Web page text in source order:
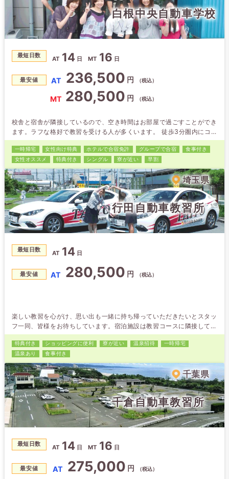
白根中央自動車学校
最短日数 AT 14 日 MT 16 日
最安値 AT 236,500 円 （税込）
MT 280,500 円 （税込）
校舎と宿舎が隣接しているので、空き時間はお部屋で過ごすことができ
ます。ラフな格好で教習を受ける人が多くいます。 徒歩3分圏内にコン
ビニや大型ショッピングセンターがあるので生活にも不自由しません。
一時帰宅 女性向け特典 ホテルで合宿免許 グループで合宿
食事付き
女性オススメ
特典付き シングル 寮が近い 早割
埼玉県
行田自動車教習所
最短日数 AT 14 日
最安値 AT 280,500 円 （税込）
楽しい教習を心がけ、思い出も一緒に持ち帰っていただきたいとスタッ
フ一同、皆様をお待ちしています。宿泊施設は教習コースに隣接してお
り、空いた時間に部屋へ戻ることも可能です。男女どちらも24時間の
警備体制でセキュリティーも安心！近隣にはコンビニ、スーパー、ファ
ミレス、ファストフード、ドン・キホーテ、100円ショップなどがあ
り、生活にはとても便利です。 最短で卒業して頂くために、我々もで
きる限りの協力を…
特典付き ショッピングに便利 寮が近い 温泉招待
一時帰宅
温泉あり
食事付き
千葉県
千倉自動車教習所
最短日数 AT 14 日 MT 16 日
最安値 AT 275,000 円 （税込）